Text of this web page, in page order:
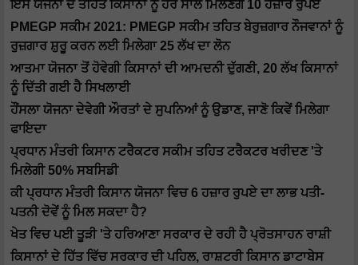
ਇਸ ਯੋਜਨਾ ਦੇ ਤਹਿਤ ਕਿਸਾਨਾਂ ਨੂੰ ਹਰ ਸਾਲ ਮਿਲਣਗੇ 10 ਹਜ਼ਾਰ ਰੁਪਏ
PMEGP ਸਕੀਮ 2021: PMEGP ਸਕੀਮ ਤਹਿਤ ਬੇਰੁਜ਼ਗਾਰ ਨੌਜਵਾਨਾਂ ਨੂੰ
ਰੁਜ਼ਗਾਰ ਸ਼ੁਰੂ ਕਰਨ ਲਈ ਮਿਲੇਗਾ 25 ਲੱਖ ਦਾ ਲੋਨ
ਆਤਮਾ ਯੋਜਨਾ ਤੋਂ ਹੋਵੇਗੀ ਕਿਸਾਨਾਂ ਦੀ ਆਮਦਨੀ ਦੁੱਗਣੀ, 20 ਲੱਖ ਕਿਸਾਨਾਂ
ਨੂੰ ਦਿੱਤੀ ਗਈ ਹੈ ਸਿਖਲਾਈ
ਹੌਂਸਲਾ ਯੋਜਨਾ ਦੇਵੇਗੀ ਔਰਤਾਂ ਦੇ ਸੁਪਨਿਆਂ ਨੂੰ ਉਡਾਣ, ਜਾਣੋ ਕਿਵੇਂ ਮਿਲੇਗਾ
ਫਾਇਦਾ
ਪ੍ਰਧਾਨ ਮੰਤਰੀ ਕਿਸਾਨ ਟਰੈਕਟਰ ਸਕੀਮ ਤਹਿਤ ਟਰੈਕਟਰ ਖਰੀਦਣ 'ਤੇ
ਮਿਲੇਗੀ 50% ਸਬਸਿਡੀ
ਕੀ ਪ੍ਰਧਾਨ ਮੰਤਰੀ ਕਿਸਾਨ ਯੋਜਨਾ ਵਿਚ 6 ਹਜ਼ਾਰ ਰੁਪਏ ਦਾ ਲਾਭ ਪਤੀ-
ਪਤਨੀ ਦੋਵੇਂ ਨੂੰ ਮਿਲ ਸਕਦਾ ਹੈ?
ਖੇਤ ਵਿਚ ਪਈ ਤੂੜੀ 'ਤੇ ਹਰਿਆਣਾ ਸਰਕਾਰ ਦੇ ਰਹੀ ਹੈ ਪ੍ਰੋਤਸਾਹਨ ਰਾਸ਼ੀ
ਕਿਸਾਨਾਂ ਦੇ ਹਿੱਤ ਵਿੱਚ ਸਰਕਾਰ ਦੀ ਪਹਿਲ, ਰਾਸ਼ਟਰੀ ਕਿਸਾਨ ਡਾਟਾਬੇਸ